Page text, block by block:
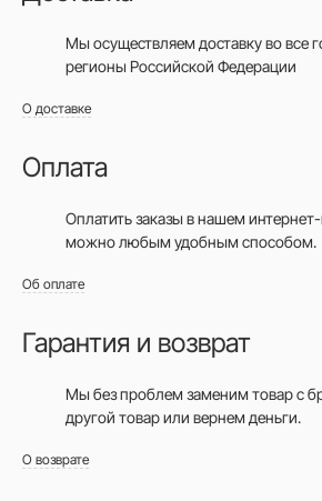
Мы осуществляем доставку во все
регионы Российской Федерации
О доставке
Оплата
Оплатить заказы в нашем
можно любым удобным способом.
Об оплате
Гарантия и возврат
Мы без проблем заменим товар с
другой товар или вернем деньги.
О возврате